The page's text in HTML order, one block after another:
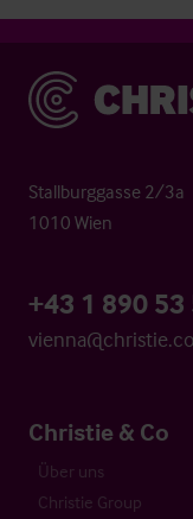
Christie & Co
Stallburggasse 2/3a
1010 Wien
+43 1 890 53
Christie & Co
Über uns
Christie Group